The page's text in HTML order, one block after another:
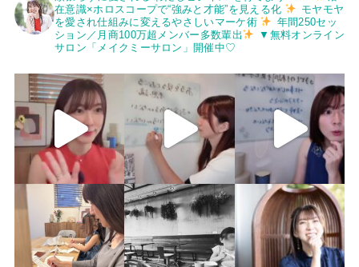
在意識×ホロスコープで“強みと才能”を見える化
モヤモヤ
を愛され仕組みに変えるやさしいマーケ術
年間250セッ
ション／月商100万超メンバー多数輩出
▼無料オンライン
サロン「メイクミーサロン」開催中♡